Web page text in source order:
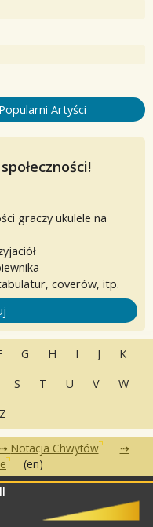
Artyści
graczy ukulele na
coverów, itp.
G H I J
K
S T U V
W
Z
Notacja Chwytów
(en)
Partnerzy•Kluby